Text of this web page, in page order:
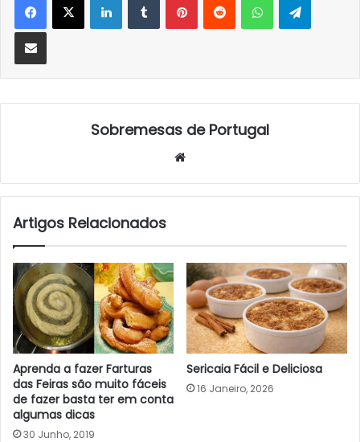
Partilhar Via Email
Sobremesas de Portugal
Artigos Relacionados
Aprenda a fazer Farturas
das Feiras são muito fáceis
de fazer basta ter em conta
algumas dicas
30 Junho, 2019
Sericaia Fácil e Deliciosa
16 Janeiro, 2026